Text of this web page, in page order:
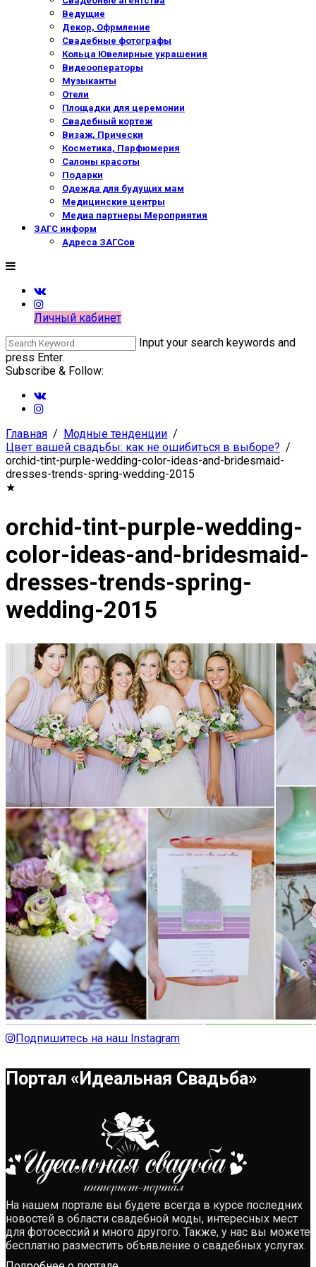
Ведущие
Декор, Офрмление
Свадебные фотографы
Кольца Ювелирные украшения
Видеооператоры
Музыканты
Отели
Площадки для церемонии
Свадебный кортеж
Визаж, Прически
Косметика, Парфюмерия
Салоны красоты
Подарки
Одежда для будущих мам
Медицинские центры
Медиа партнеры Мероприятия
ЗАГС информ
Адреса ЗАГСов
Личный кабинет
Input your search keywords and
press Enter.
Subscribe & Follow:
Главная
Модные тенденции
Цвет вашей свадьбы: как не ошибиться в выборе?
orchid-tint-purple-wedding-color-ideas-and-bridesmaid-
dresses-trends-spring-wedding-2015
★
orchid-tint-purple-wedding-
color-ideas-and-bridesmaid-
dresses-trends-spring-
wedding-2015
Подпишитесь на наш Instagram
Портал «Идеальная Свадьба»
На нашем портале вы будете всегда в курсе последних
новостей в области свадебной моды, интересных мест
для фотосессий и много другого. Также, у нас вы можете
бесплатно разместить объявление о свадебных услугах.